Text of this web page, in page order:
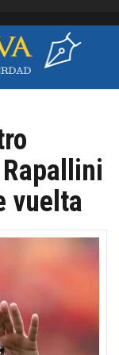
vuelta